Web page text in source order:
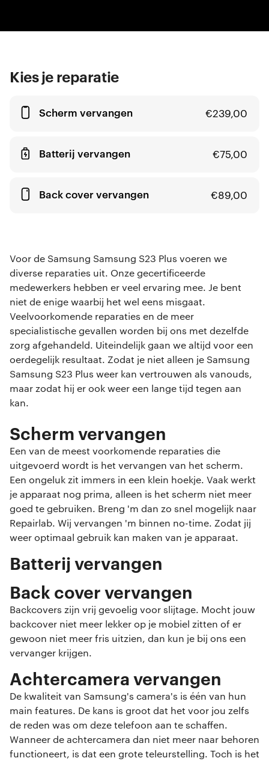
Kies je reparatie
Scherm vervangen €239,00
Batterij vervangen €75,00
Back cover vervangen €89,00
Voor de Samsung Samsung S23 Plus voeren we
diverse reparaties uit. Onze gecertificeerde
medewerkers hebben er veel ervaring mee. Je bent
niet de enige waarbij het wel eens misgaat.
Veelvoorkomende reparaties en de meer
specialistische gevallen worden bij ons met dezelfde
zorg afgehandeld. Uiteindelijk gaan we altijd voor een
oerdegelijk resultaat. Zodat je niet alleen je Samsung
Samsung S23 Plus weer kan vertrouwen als vanouds,
maar zodat hij er ook weer een lange tijd tegen aan
kan.
Scherm vervangen
Een van de meest voorkomende reparaties die
uitgevoerd wordt is het vervangen van het scherm.
Een ongeluk zit immers in een klein hoekje. Vaak werkt
je apparaat nog prima, alleen is het scherm niet meer
goed te gebruiken. Breng 'm dan zo snel mogelijk naar
Repairlab. Wij vervangen 'm binnen no-time. Zodat jij
weer optimaal gebruik kan maken van je apparaat.
Batterij vervangen
Back cover vervangen
Backcovers zijn vrij gevoelig voor slijtage. Mocht jouw
backcover niet meer lekker op je mobiel zitten of er
gewoon niet meer fris uitzien, dan kun je bij ons een
vervanger krijgen.
Achtercamera vervangen
De kwaliteit van Samsung's camera's is één van hun
main features. De kans is groot dat het voor jou zelfs
de reden was om deze telefoon aan te schaffen.
Wanneer de achtercamera dan niet meer naar behoren
functioneert, is dat een grote teleurstelling. Toch is het